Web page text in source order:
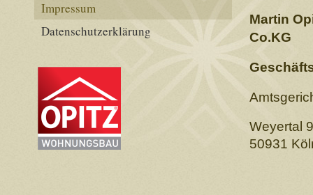
Martin
Co.KG
Weyertal
50931
Impressum
Datenschutzerklärung